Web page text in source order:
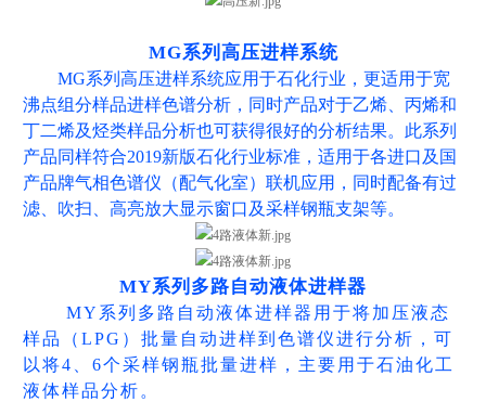
MG系列高压进样系统
MG系列高压进样系统应用于石化行业，更适用于宽
沸点组分样品进样色谱分析，同时产品对于乙烯、丙烯和
丁二烯及烃类样品分析也可获得很好的分析结果。此系列
产品同样符合2019新版石化行业标准，适用于各进口及国
产品牌气相色谱仪（配气化室）联机应用，同时配备有过
滤、吹扫、高亮放大显示窗口及采样钢瓶支架等。
MY系列多路自动液体进样器
MY系列多路自动液体进样器用于将加压液态
样品（LPG）批量自动进样到色谱仪进行分析，可
以将4、6个采样钢瓶批量进样，主要用于石油化工
液体样品分析。